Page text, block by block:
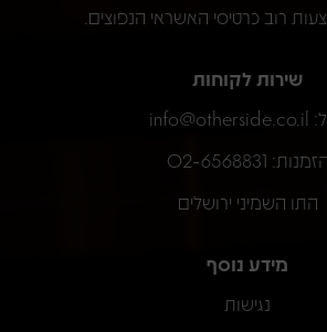
רוב כרטיסי האשראי הנפוצים.
שירות לקוחות
info@otherside.co.il
הזמנות: 02-6568831
התו השמיני ירושלים
מידע נוסף
נגישות